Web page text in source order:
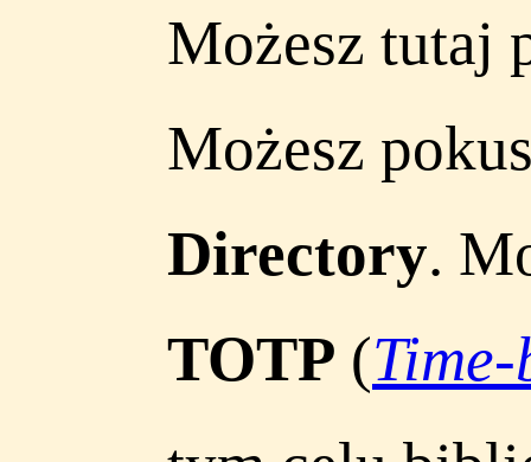
Możesz tutaj
Możesz
Directory.
TOTP (